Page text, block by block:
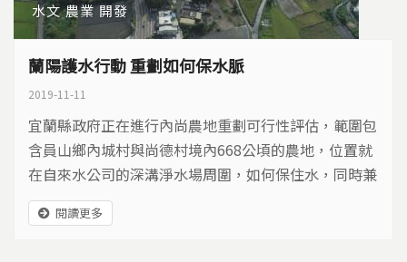
水文 農業 開發
蘭陽護水行動 重劃如何保水脈
2019-11-11
宜蘭縣政府正在進行內尚農地重劃可行性評估，範圍包
含員山鄉內城村與尚德村境內668公頃的農地，位置就
在自來水公司的深溝淨水場周圍，如何保住水，同時兼
顧地主權益，能不能兩全其美？
閱讀更多